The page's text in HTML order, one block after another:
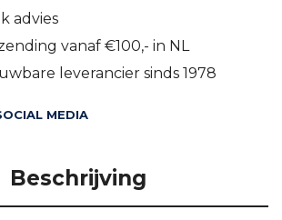
advies
vanaf €100,- in NL
leverancier sinds 1978
MEDIA
Beschrijving